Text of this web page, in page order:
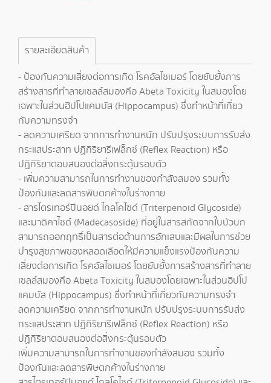
รายละเอียดสินค้า
- ป้องกันความเสี่ยงต่อการเกิด โรคอัลไซเมอร์ โดยยับยั้งการ
สร้างสารที่ทำลายเซลล์สมองคือ Abeta Toxicity ในสมองโดย
เฉพาะในส่วนฮิปโปแคมบัส (Hippocampus) ซึ่งทำหน้าที่เกี่ยว
กับความทรงจำ
- ลดความเครียด จากการทำงานหนัก ปรับปรุงระบบการรับส่ง
กระแสประสาท ปฏิกิริยารีเฟล็กซ์ (Reflex Reaction) หรือ
ปฏิกิริยาตอบสนองต่อสิ่งกระตุ้นรอบตัว
- เพิ่มความสามารถในการทำงานของกำลังสมอง รวมทั้ง
ป้องกันและลดสารพิษตกค้างในร่างกาย
- สารไตรเทอร์ปินอยด์ ไกลโคไซด์ (Triterpenoid Glycoside)
และมาดิคาไซด์ (Madecasoside) ที่อยู่ในสารสกัดจากใบบัวบก
สามารถออกฤทธิ์เป็นสารต่อต้านการอักเสบและมีผลในการช่วย
บำรุงสุขภาพของหลอดเลือดให้มีความแข็งแรงป้องกันความ
เสี่ยงต่อการเกิด โรคอัลไซเมอร์ โดยยับยั้งการสร้างสารที่ทำลาย
เซลล์สมองคือ Abeta Toxicity ในสมองโดยเฉพาะในส่วนฮิปโป
แคมบัส (Hippocampus) ซึ่งทำหน้าที่เกี่ยวกับความทรงจำ
ลดความเครียด จากการทำงานหนัก ปรับปรุงระบบการรับส่ง
กระแสประสาท ปฏิกิริยารีเฟล็กซ์ (Reflex Reaction) หรือ
ปฏิกิริยาตอบสนองต่อสิ่งกระตุ้นรอบตัว
เพิ่มความสามารถในการทำงานของกำลังสมอง รวมทั้ง
ป้องกันและลดสารพิษตกค้างในร่างกาย